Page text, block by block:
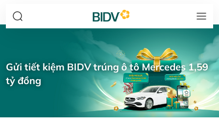
Gửi tiết kiệm BIDV trúng ô tô Mercedes 1,59
tỷ đồng